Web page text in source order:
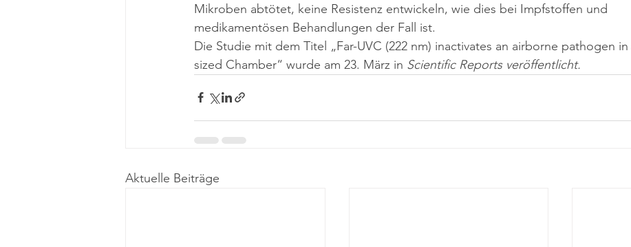
Mikroben abtötet, keine Resistenz entwickeln, wie dies bei Impfstoffen und
medikamentösen Behandlungen der Fall ist.
Die Studie mit dem Titel „Far-UVC (222 nm) inactivates an airborne pathogen
sized Chamber“ wurde am 23. März in Scientific Reports veröffentlicht.
Aktuelle Beiträge